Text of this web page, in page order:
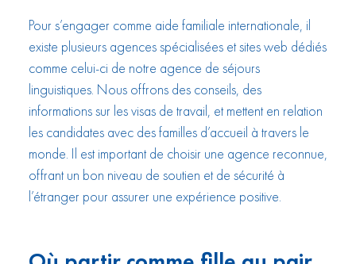
Pour s’engager comme aide familiale internationale, il
existe plusieurs agences spécialisées et sites web dédiés
comme celui-ci de notre agence de séjours
linguistiques. Nous offrons des conseils, des
informations sur les visas de travail, et mettent en relation
les candidates avec des familles d’accueil à travers le
monde. Il est important de choisir une agence reconnue,
offrant un bon niveau de soutien et de sécurité à
l’étranger pour assurer une expérience positive.